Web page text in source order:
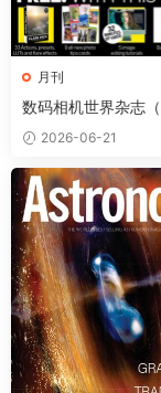
月刊
数码相机世界杂志
mera World）2026
2026-06-21